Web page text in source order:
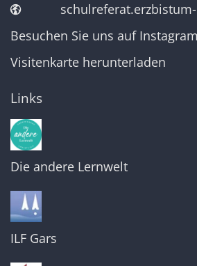
Besuchen Sie uns auf Instagram
Visitenkarte herunterladen
Links
Die andere Lernwelt
ILF Gars